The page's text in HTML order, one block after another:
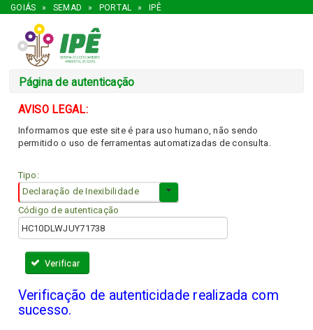
GOIÁS » SEMAD » PORTAL » IPÊ
Página de autenticação
AVISO LEGAL:
Informamos que este site é para uso humano, não sendo
permitido o uso de ferramentas automatizadas de consulta.
Tipo:
Declaração de Inexibilidade
Código de autenticação
Verificar
Verificação de autenticidade realizada com
sucesso.